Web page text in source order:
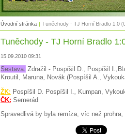
Úvodní stránka | Tuněchody - TJ Horní Bradlo 1:0
Tuněchody - TJ Horní Bradlo
15.09.2010 09:31
Sestava: Zdražil - Pospíšil D., Pospíšil
Kroutil, Maruna, Novák (Pospíšil A.,
ŽK: Pospíšil D. Pospíšil I., Kumpan,
ČK: Semerád
Spravedlivá by byla remíza, víc než